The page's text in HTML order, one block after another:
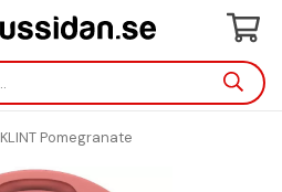
KLINT Pomegranate